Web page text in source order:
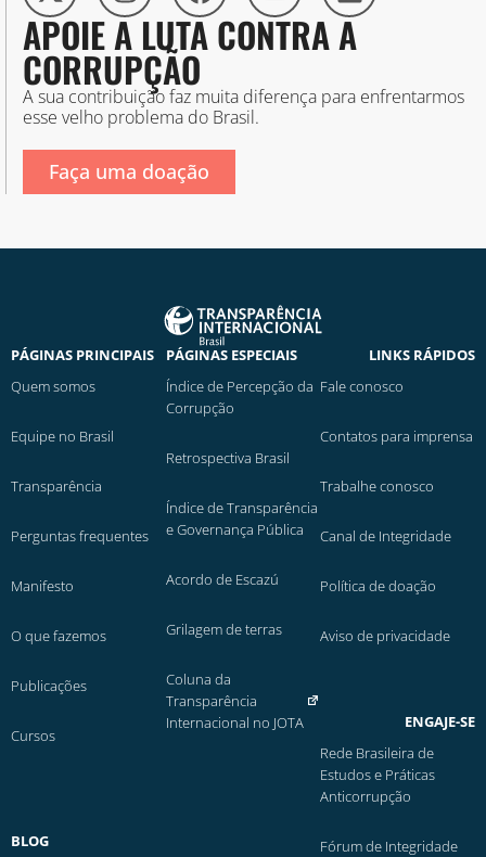
APOIE A LUTA CONTRA A
CORRUPÇÃO
A sua contribuição faz muita diferença para enfrentarmos
esse velho problema do Brasil.
Faça uma doação
PÁGINAS PRINCIPAIS
Quem somos
Equipe no Brasil
Transparência
Perguntas frequentes
Manifesto
O que fazemos
Publicações
Cursos
BLOG
PÁGINAS ESPECIAIS
Índice de Percepção da
Corrupção
Retrospectiva Brasil
Índice de Transparência
e Governança Pública
Acordo de Escazú
Grilagem de terras
Coluna da
Transparência
Internacional no JOTA
LINKS RÁPIDOS
Fale conosco
Contatos para imprensa
Trabalhe conosco
Canal de Integridade
Política de doação
Aviso de privacidade
ENGAJE-SE
Rede Brasileira de
Estudos e Práticas
Anticorrupção
Fórum de Integridade